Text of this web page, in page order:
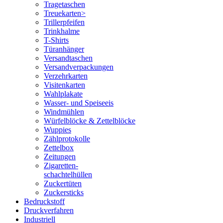
Tragetaschen
Treuekarten>
Trillerpfeifen
Trinkhalme
T-Shirts
Türanhänger
Versandtaschen
Versandverpackungen
Verzehrkarten
Visitenkarten
Wahlplakate
Wasser- und Speiseeis
Windmühlen
Würfelblöcke & Zettelblöcke
Wuppies
Zählprotokolle
Zettelbox
Zeitungen
Zigaretten-
schachtelhüllen
Zuckertüten
Zuckersticks
Bedruckstoff
Druckverfahren
Industriell